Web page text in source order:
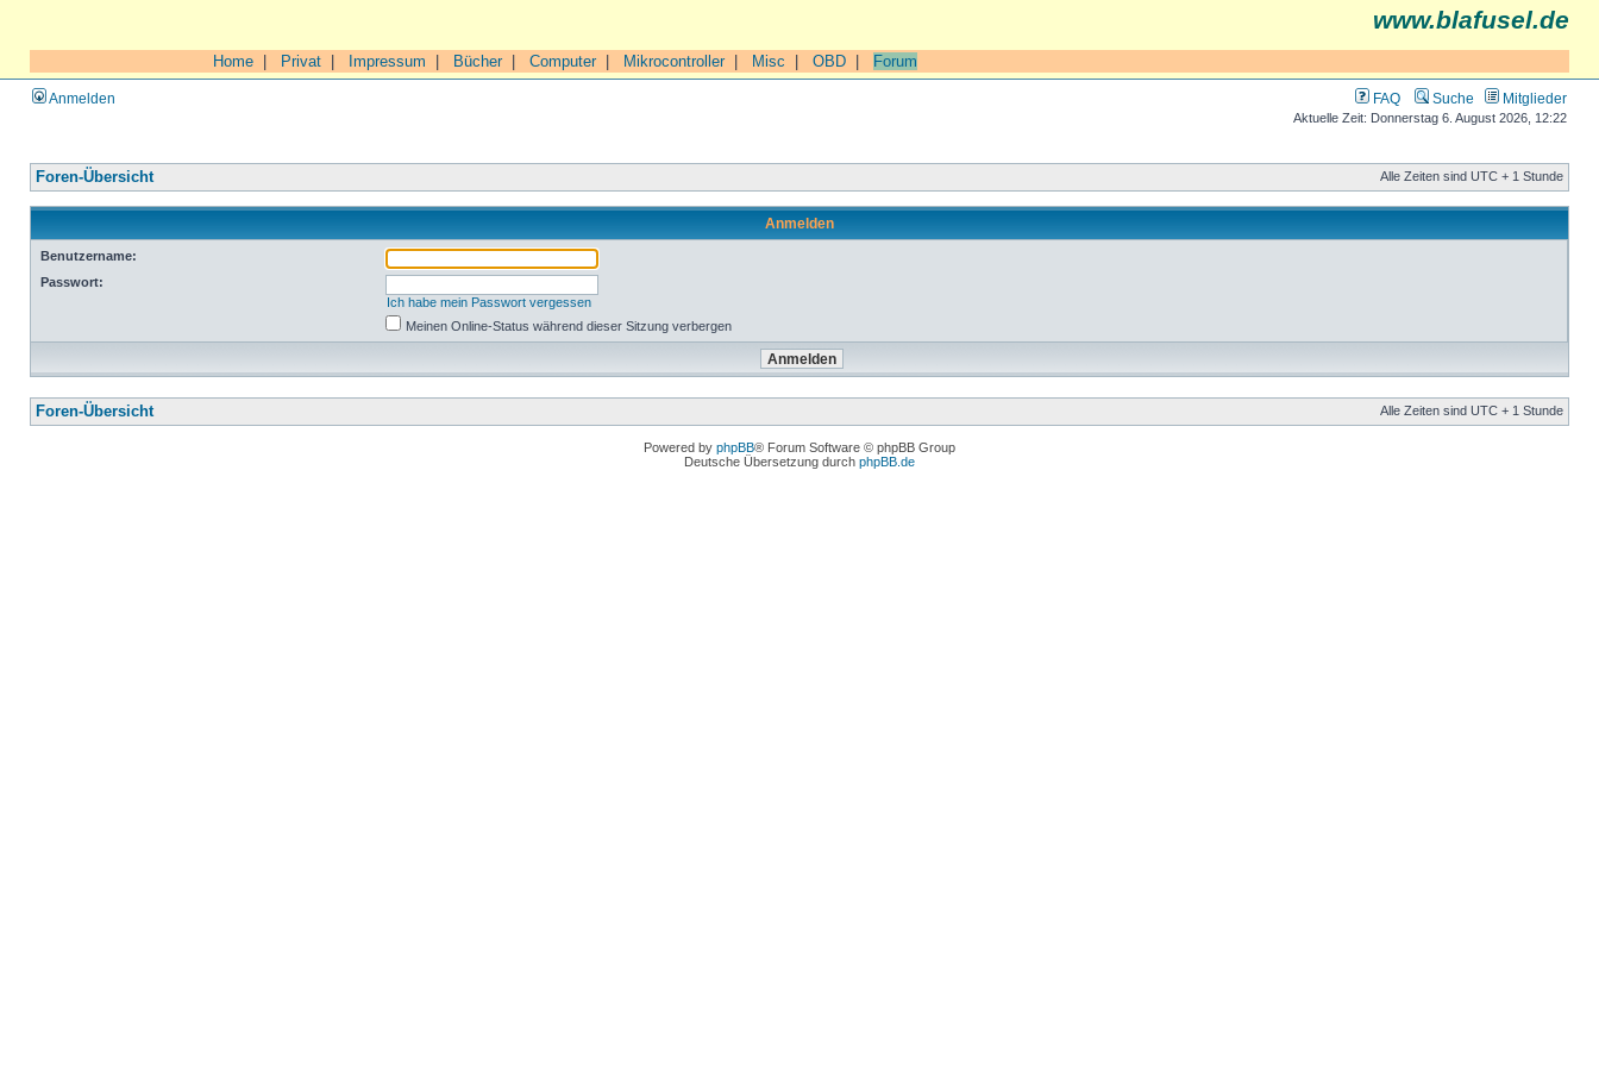
www.blafusel.de
Home Privat Impressum Bücher| Computer| Mikrocontroller| Misc OBD Forum
Anmelden FAQ Suche Mitglieder
Aktuelle Zeit: Donnerstag 6. August 2026, 12:22
Foren-Übersicht Alle Zeiten sind UTC + 1 Stunde
Anmelden
Benutzername:
Passwort:
Ich habe mein Passwort vergessen
Meinen Online-Status während dieser Sitzung verbergen
Foren-Übersicht Alle Zeiten sind UTC + 1 Stunde
Powered by phpBB® Forum Software © phpBB Group
Deutsche Übersetzung durch phpBB.de